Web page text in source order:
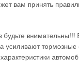
вам принять
будьте внимательны!!!
усиливают тормозные